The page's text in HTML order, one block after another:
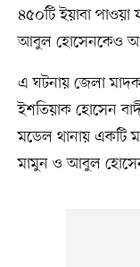
৪৫০টি ইয়াবা
আবুল হোসেনকেও
এ ঘটনায় জেলা
ইশতিয়াক হোসেন
মডেল থানায় একটি
মামুন ও আবুল